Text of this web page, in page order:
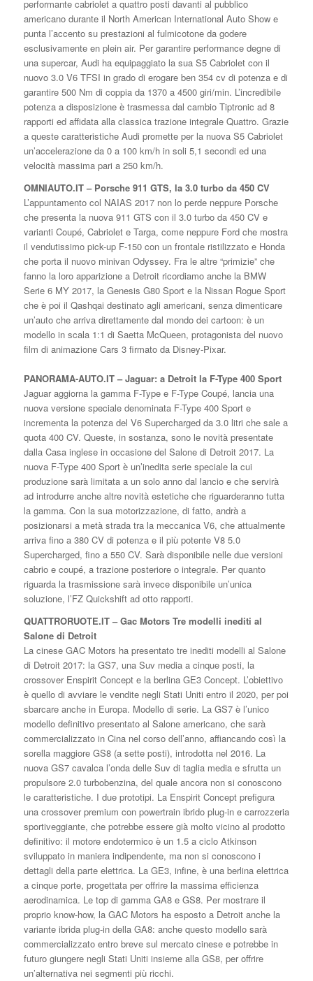
performante cabriolet a quattro posti davanti al pubblico
americano durante il North American International Auto Show e
punta l’accento su prestazioni al fulmicotone da godere
esclusivamente en plein air. Per garantire performance degne di
una supercar, Audi ha equipaggiato la sua S5 Cabriolet con il
nuovo 3.0 V6 TFSI in grado di erogare ben 354 cv di potenza e di
garantire 500 Nm di coppia da 1370 a 4500 giri/min. L’incredibile
potenza a disposizione è trasmessa dal cambio Tiptronic ad 8
rapporti ed affidata alla classica trazione integrale Quattro. Grazie
a queste caratteristiche Audi promette per la nuova S5 Cabriolet
un’accelerazione da 0 a 100 km/h in soli 5,1 secondi ed una
velocità massima pari a 250 km/h.
OMNIAUTO.IT – Porsche 911 GTS, la 3.0 turbo da 450 CV
L’appuntamento col NAIAS 2017 non lo perde neppure Porsche
che presenta la nuova 911 GTS con il 3.0 turbo da 450 CV e
varianti Coupé, Cabriolet e Targa, come neppure Ford che mostra
il vendutissimo pick-up F-150 con un frontale ristilizzato e Honda
che porta il nuovo minivan Odyssey. Fra le altre “primizie” che
fanno la loro apparizione a Detroit ricordiamo anche la BMW
Serie 6 MY 2017, la Genesis G80 Sport e la Nissan Rogue Sport
che è poi il Qashqai destinato agli americani, senza dimenticare
un’auto che arriva direttamente dal mondo dei cartoon: è un
modello in scala 1:1 di Saetta McQueen, protagonista del nuovo
film di animazione Cars 3 firmato da Disney-Pixar.
PANORAMA-AUTO.IT – Jaguar: a Detroit la F-Type 400 Sport
Jaguar aggiorna la gamma F-Type e F-Type Coupé, lancia una
nuova versione speciale denominata F-Type 400 Sport e
incrementa la potenza del V6 Supercharged da 3.0 litri che sale a
quota 400 CV. Queste, in sostanza, sono le novità presentate
dalla Casa inglese in occasione del Salone di Detroit 2017. La
nuova F-Type 400 Sport è un’inedita serie speciale la cui
produzione sarà limitata a un solo anno dal lancio e che servirà
ad introdurre anche altre novità estetiche che riguarderanno tutta
la gamma. Con la sua motorizzazione, di fatto, andrà a
posizionarsi a metà strada tra la meccanica V6, che attualmente
arriva fino a 380 CV di potenza e il più potente V8 5.0
Supercharged, fino a 550 CV. Sarà disponibile nelle due versioni
cabrio e coupé, a trazione posteriore o integrale. Per quanto
riguarda la trasmissione sarà invece disponibile un’unica
soluzione, l’FZ Quickshift ad otto rapporti.
QUATTRORUOTE.IT – Gac Motors Tre modelli inediti al
Salone di Detroit
La cinese GAC Motors ha presentato tre inediti modelli al Salone
di Detroit 2017: la GS7, una Suv media a cinque posti, la
crossover Enspirit Concept e la berlina GE3 Concept. L’obiettivo
è quello di avviare le vendite negli Stati Uniti entro il 2020, per poi
sbarcare anche in Europa. Modello di serie. La GS7 è l’unico
modello definitivo presentato al Salone americano, che sarà
commercializzato in Cina nel corso dell’anno, affiancando così la
sorella maggiore GS8 (a sette posti), introdotta nel 2016. La
nuova GS7 cavalca l’onda delle Suv di taglia media e sfrutta un
propulsore 2.0 turbobenzina, del quale ancora non si conoscono
le caratteristiche. I due prototipi. La Enspirit Concept prefigura
una crossover premium con powertrain ibrido plug-in e carrozzeria
sportiveggiante, che potrebbe essere già molto vicino al prodotto
definitivo: il motore endotermico è un 1.5 a ciclo Atkinson
sviluppato in maniera indipendente, ma non si conoscono i
dettagli della parte elettrica. La GE3, infine, è una berlina elettrica
a cinque porte, progettata per offrire la massima efficienza
aerodinamica. Le top di gamma GA8 e GS8. Per mostrare il
proprio know-how, la GAC Motors ha esposto a Detroit anche la
variante ibrida plug-in della GA8: anche questo modello sarà
commercializzato entro breve sul mercato cinese e potrebbe in
futuro giungere negli Stati Uniti insieme alla GS8, per offrire
un’alternativa nei segmenti più ricchi.